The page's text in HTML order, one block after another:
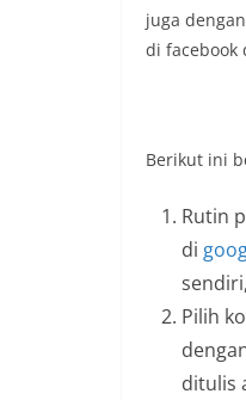
juga
di facebook
Berikut ini
Rutin
di
Pilih
ditulis